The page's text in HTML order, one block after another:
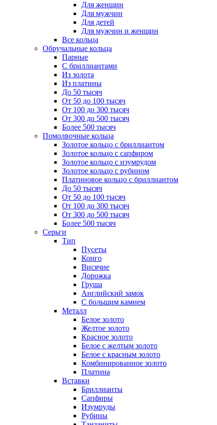
Для женщин
Для мужчин
Для детей
Для мужчин и женщин
Все кольца
Обручальные кольца
Парные
С бриллиантами
Из золота
Из платины
До 50 тысяч
От 50 до 100 тысяч
От 100 до 300 тысяч
От 300 до 500 тысяч
Более 500 тысяч
Помолвочные кольца
Золотое кольцо с бриллиантом
Золотое кольцо с сапфиром
Золотое кольцо с изумрудом
Золотое кольцо с рубином
Платиновое кольцо с бриллиантом
До 50 тысяч
От 50 до 100 тысяч
От 100 до 300 тысяч
От 300 до 500 тысяч
Более 500 тысяч
Серьги
Тип
Пусеты
Конго
Висячие
Дорожка
Груша
Английский замок
С большим камнем
Металл
Белое золото
Желтое золото
Красное золото
Белое с желтым золото
Белое с красным золото
Комбинированное золото
Платина
Вставки
Бриллианты
Сапфиры
Изумруды
Рубины